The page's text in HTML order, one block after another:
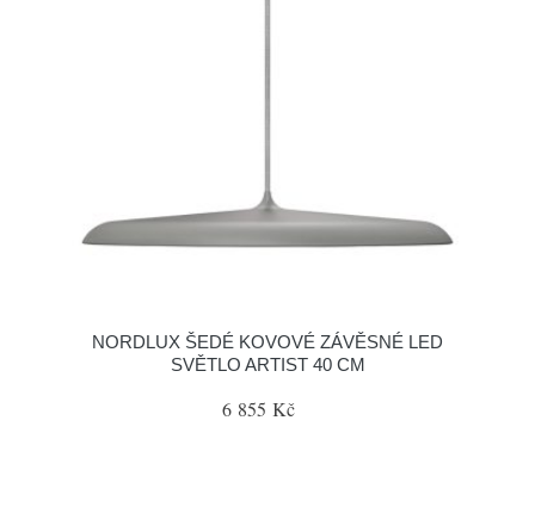
NORDLUX ŠEDÉ KOVOVÉ ZÁVĚSNÉ LED
SVĚTLO ARTIST 40 CM
6 855 Kč